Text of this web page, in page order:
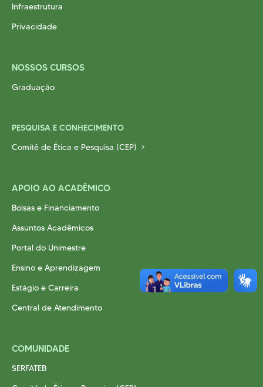
Biblioteca
Acessibilidade
Nossas Unidades
Infraestrutura
Privacidade
NOSSOS CURSOS
Graduação
PESQUISA E CONHECIMENTO
Comitê de Ética e Pesquisa (CEP)
APOIO AO ACADÊMICO
Bolsas e Financiamento
Assuntos Acadêmicos
Portal do Unimestre
Ensino e Aprendizagem
Estágio e Carreira
Central de Atendimento
COMUNIDADE
SERFATEB